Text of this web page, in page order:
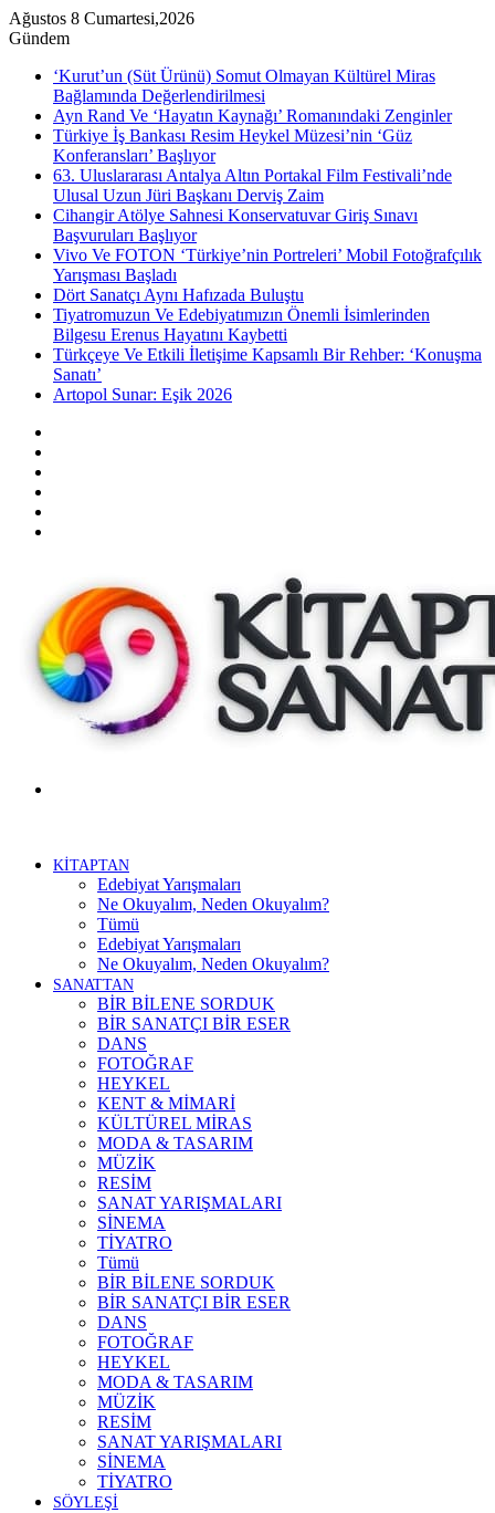
Ağustos 8 Cumartesi,2026
Gündem
‘Kurut’un (Süt Ürünü) Somut Olmayan Kültürel Miras
Bağlamında Değerlendirilmesi
Ayn Rand Ve ‘Hayatın Kaynağı’ Romanındaki Zenginler
Türkiye İş Bankası Resim Heykel Müzesi’nin ‘Güz
Konferansları’ Başlıyor
63. Uluslararası Antalya Altın Portakal Film Festivali’nde
Ulusal Uzun Jüri Başkanı Derviş Zaim
Cihangir Atölye Sahnesi Konservatuvar Giriş Sınavı
Başvuruları Başlıyor
Vivo Ve FOTON ‘Türkiye’nin Portreleri’ Mobil Fotoğrafçılık
Yarışması Başladı
Dört Sanatçı Aynı Hafızada Buluştu
Tiyatromuzun Ve Edebiyatımızın Önemli İsimlerinden
Bilgesu Erenus Hayatını Kaybetti
Türkçeye Ve Etkili İletişime Kapsamlı Bir Rehber: ‘Konuşma
Sanatı’
Artopol Sunar: Eşik 2026
KİTAPTAN
Edebiyat Yarışmaları
Ne Okuyalım, Neden Okuyalım?
Tümü
Edebiyat Yarışmaları
Ne Okuyalım, Neden Okuyalım?
SANATTAN
BİR BİLENE SORDUK
BİR SANATÇI BİR ESER
DANS
FOTOĞRAF
HEYKEL
KENT & MİMARİ
KÜLTÜREL MİRAS
MODA & TASARIM
MÜZİK
RESİM
SANAT YARIŞMALARI
SİNEMA
TİYATRO
Tümü
BİR BİLENE SORDUK
BİR SANATÇI BİR ESER
DANS
FOTOĞRAF
HEYKEL
MODA & TASARIM
MÜZİK
RESİM
SANAT YARIŞMALARI
SİNEMA
TİYATRO
SÖYLEŞİ